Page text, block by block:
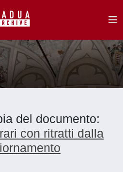
del documento:
con ritratti dalla